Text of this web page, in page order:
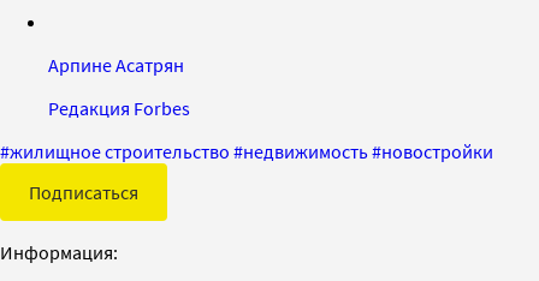
Арпине Асатрян
Редакция Forbes
#жилищное строительство #недвижимость#новостройки
Подписаться
Информация: